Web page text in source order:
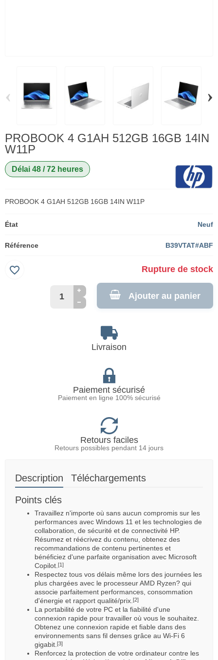
‹ ›
PROBOOK 4 G1AH 512GB 16GB 14IN
W11P
Délai 48 / 72 heures
PROBOOK 4 G1AH 512GB 16GB 14IN W11P
État Neuf
Référence B39VTAT#ABF
Rupture de stock
Ajouter au panier
favorite_border
Livraison
Paiement sécurisé
Paiement en ligne 100% sécurisé
Retours faciles
Retours possibles pendant 14 jours
Description Téléchargements
Points clés
Travaillez n'importe où sans aucun compromis sur les
performances avec Windows 11 et les technologies de
collaboration, de sécurité et de connectivité HP.
Résumez et réécrivez du contenu, obtenez des
recommandations de contenu pertinentes et
bénéficiez d'une parfaite organisation avec Microsoft
Copilot. [1]
Respectez tous vos délais même lors des journées les
plus chargées avec le processeur AMD Ryzen? qui
associe parfaitement performances, consommation
d'énergie et rapport qualité/prix. [2]
La portabilité de votre PC et la fiabilité d'une
connexion rapide pour travailler où vous le souhaitez.
Obtenez une connexion rapide et fiable dans des
environnements sans fil denses grâce au Wi-Fi 6
gigabit. [3]
Renforcez la protection de votre ordinateur contre les